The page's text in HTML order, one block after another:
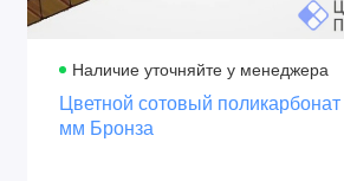
Наличие уточняйте у менеджера
Цветной сотовый
мм Бронза